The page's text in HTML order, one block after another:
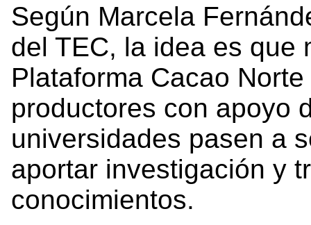
Según Marcela
del TEC, la idea es que
Plataforma Cacao
productores con apoyo
universidades pasen a
aportar investigación y
conocimientos.